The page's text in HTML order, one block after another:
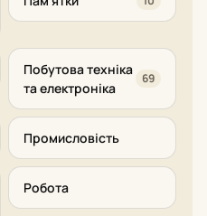
Побутова техніка
та електроніка
69
Промисловість
Робота